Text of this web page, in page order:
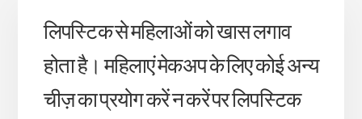
लिपस्टिक से महिलाओं को खास लगाव
होता है। महिलाएं मेकअप के लिए कोई अन्य
चीज़ का प्रयोग करें न करें पर लिपस्टिक